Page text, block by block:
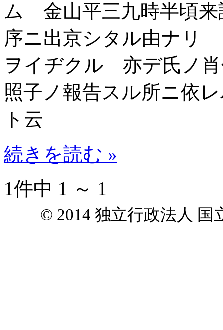
ム 金山平三九時半頃
序ニ出京シタル由ナリ
ヲイヂクル 亦デ氏ノ
照子ノ報告スル所ニ依
ト云
続きを読む »
1件中 1 ～ 1
© 2014 独立行政法人 国